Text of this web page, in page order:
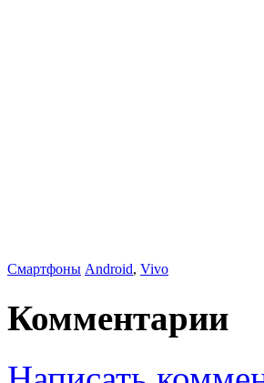
Смартфоны Android, Vivo
Комментарии